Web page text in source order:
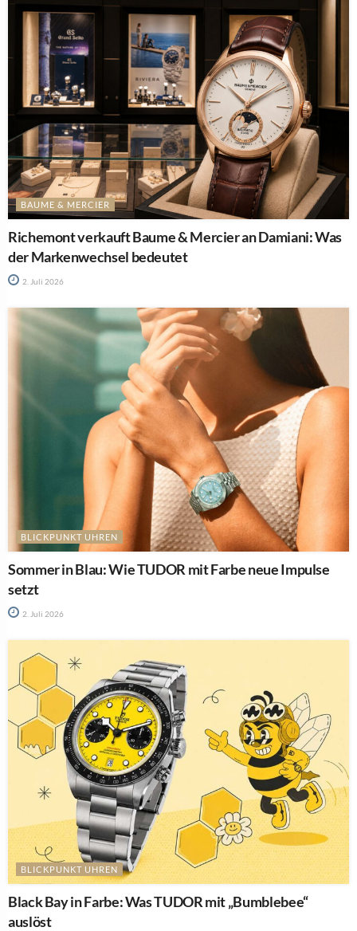
BAUME & MERCIER
Richemont verkauft Baume & Mercier an Damiani: Was
der Markenwechsel bedeutet
2. Juli 2026
BLICKPUNKT UHREN
Sommer in Blau: Wie TUDOR mit Farbe neue Impulse
setzt
2. Juli 2026
BLICKPUNKT UHREN
Black Bay in Farbe: Was TUDOR mit „Bumblebee“
auslöst